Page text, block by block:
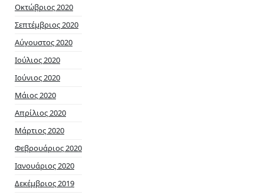
Οκτώβριος 2020
Σεπτέμβριος 2020
Αύγουστος 2020
Ιούλιος 2020
Ιούνιος 2020
Μάιος 2020
Απρίλιος 2020
Μάρτιος 2020
Φεβρουάριος 2020
Ιανουάριος 2020
Δεκέμβριος 2019